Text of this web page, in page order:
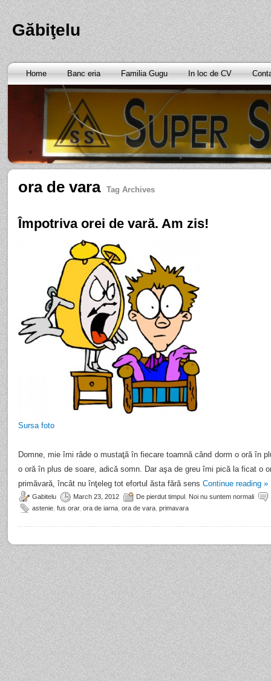
Găbiţelu
Home Banc eria Familia Gugu In loc de CV
ora de vara Tag Archives
Împotriva orei de vară. Am zis!
Sursa foto
Domne, mie îmi râde o mustaţă în fiecare toamnă când dorm o oră în
o oră în plus de soare, adică somn. Dar aşa de greu îmi pică la ficat o
primăvară, încât nu înţeleg tot efortul ăsta fără sens Continue reading »
Gabitelu March 23, 2012 De pierdut timpul Noi nu suntem normali
astenie fus orar, ora de iarna ora de vara primavara